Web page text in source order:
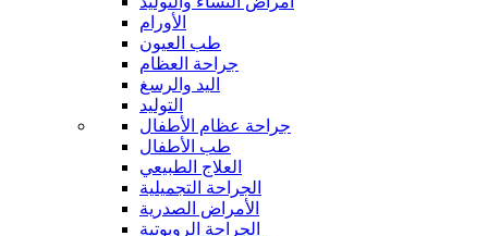
الأورام
طب العيون
جراحة العظام
اليد والرسغ
التوليد
جراحة عظام الأطفال
طب الأطفال
العلاج الطبيعي
الجراحة التجميلية
الأمراض الصدرية
الجراحة الروبوتية